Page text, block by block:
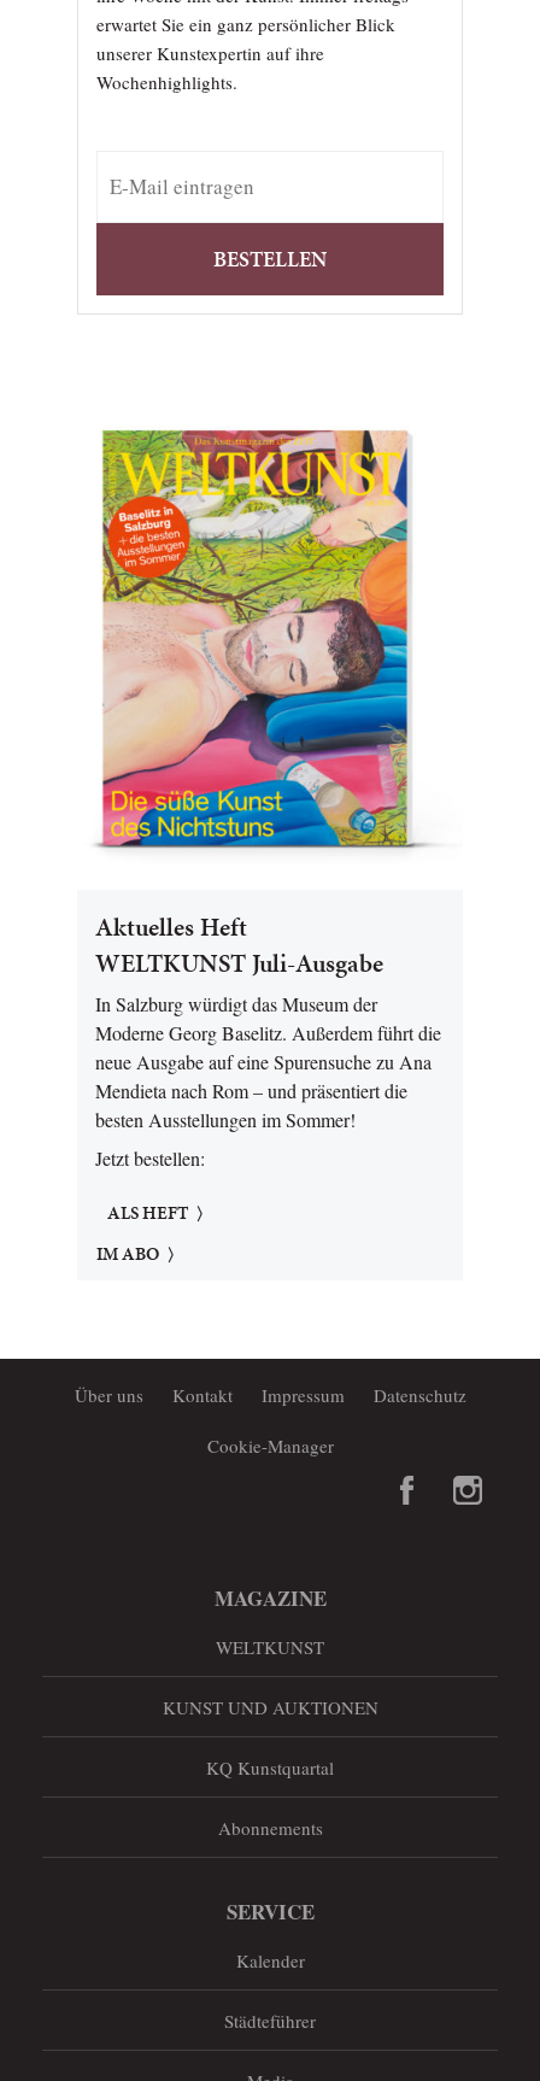
erwartet Sie ein ganz persönlicher Blick
unserer Kunstexpertin auf ihre
Wochenhighlights.
BESTELLEN
Aktuelles Heft
WELTKUNST Juli-Ausgabe
In Salzburg würdigt das Museum der
Moderne Georg Baselitz. Außerdem führt die
neue Ausgabe auf eine Spurensuche zu Ana
Mendieta nach Rom – und präsentiert die
besten Ausstellungen im Sommer!
Jetzt bestellen:
ALS HEFT
IM ABO
Über uns Kontakt Impressum Datenschutz
Cookie-Manager
MAGAZINE
WELTKUNST
KUNST UND AUKTIONEN
KQ Kunstquartal
Abonnements
SERVICE
Kalender
Städteführer